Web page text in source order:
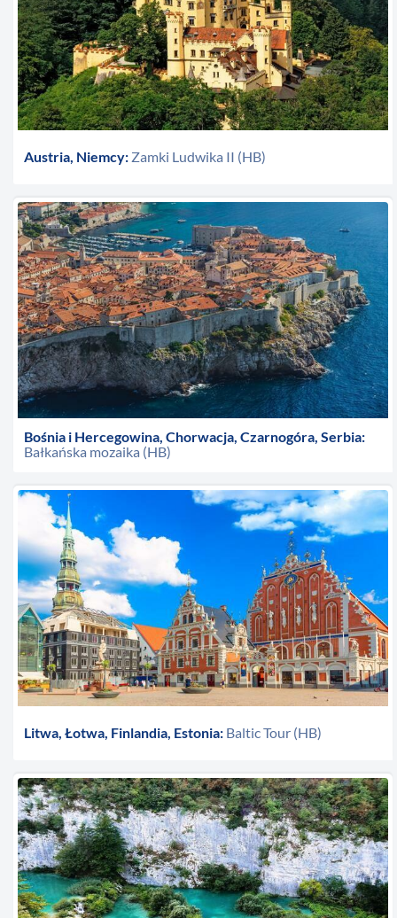
Austria, Niemcy: Zamki Ludwika II (HB)
Bośnia i Hercegowina, Chorwacja, Czarnogóra, Serbia:
Bałkańska mozaika (HB)
Litwa, Łotwa, Finlandia, Estonia: Baltic Tour (HB)